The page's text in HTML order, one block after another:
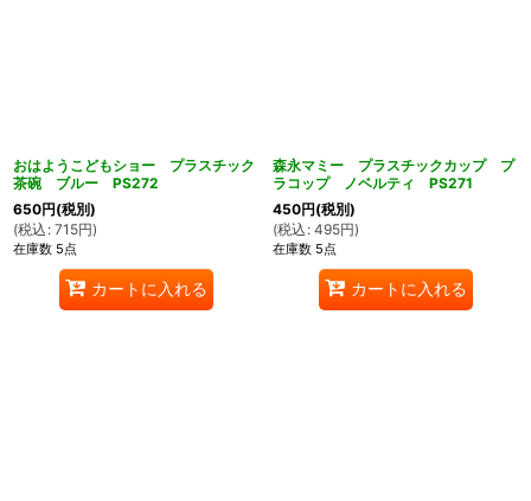
おはようこどもショー プラスチック
茶碗 ブルー PS272
650円(税別)
(税込 : 715円)
在庫数 5点
カートに入れる
森永マミー プラスチックカップ プ
ラコップ ノベルティ PS271
450円(税別)
(税込 : 495円)
在庫数 5点
カートに入れる